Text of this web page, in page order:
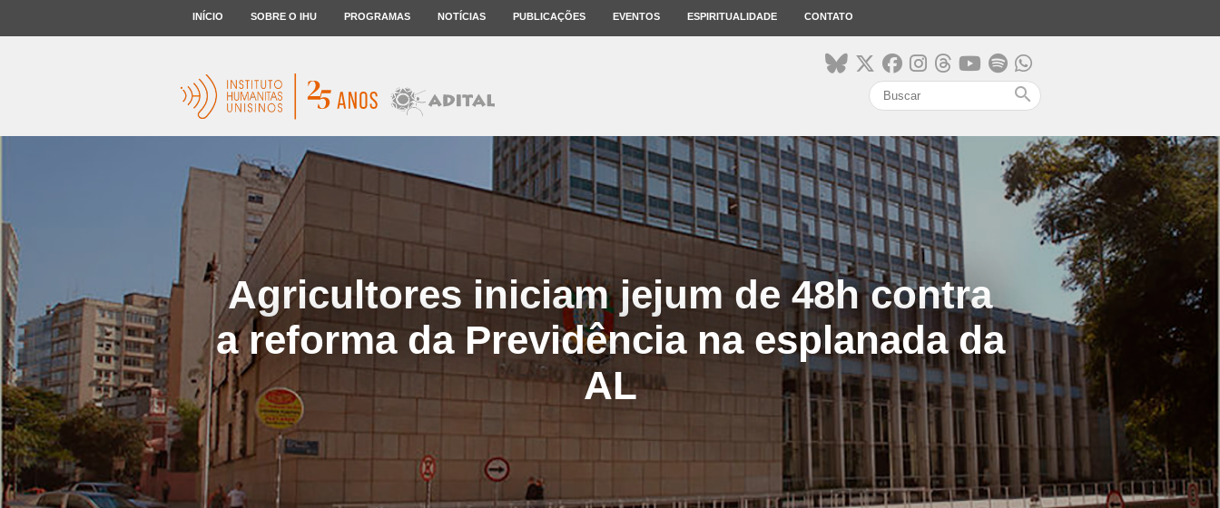
INÍCIO SOBRE O IHU PROGRAMAS NOTÍCIAS PUBLICAÇÕES EVENTOS ESPIRITUALIDADE CONTATO
search
Agricultores iniciam jejum de 48h contra
a reforma da Previdência na esplanada da
AL